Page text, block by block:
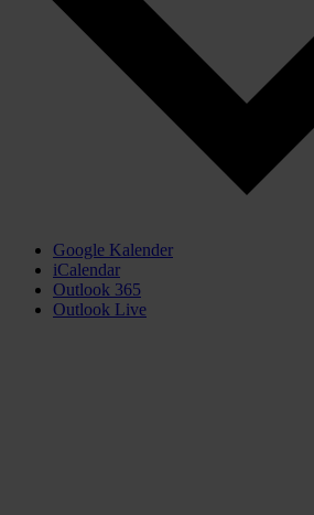
Google Kalender
iCalendar
Outlook 365
Outlook Live